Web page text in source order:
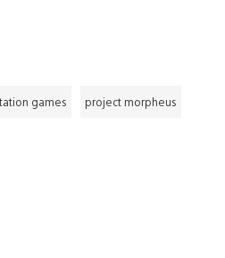
games project morpheus